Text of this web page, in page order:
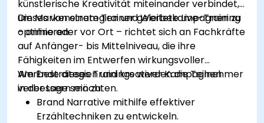
künstlerische Kreativität miteinander verbindet,
um Markenstrategien und Werbekampagnen zu
optimieren.
Dieses von einem Trainer geleitete Live-Training
– online oder vor Ort – richtet sich an Fachkräfte
auf Anfänger- bis Mittelniveau, die ihre
Fähigkeiten im Entwerfen wirkungsvoller
Werbestrategien und kreativer Kampagnen
verbessern möchten.
Am Ende dieses Trainings werden die Teilnehmer
in der Lage sein zu:
Brand Narrative mithilfe effektiver
Erzähltechniken zu entwickeln.